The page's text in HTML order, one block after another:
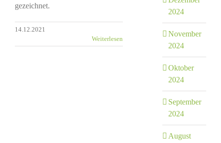
gezeichnet.
14.12.2021
Weiterlesen
2024
November
2024
Oktober
2024
September
2024
August